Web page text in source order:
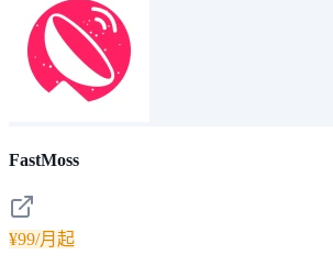
FastMoss
¥99/月起